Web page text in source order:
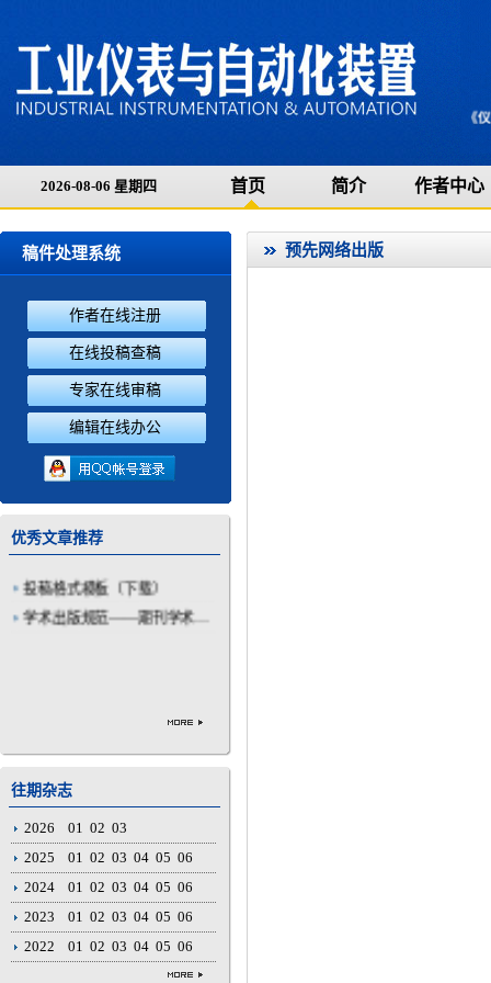
2026-08-06 星期四 首页 简介 作者中心
预先网络出版
稿件处理系统
作者在线注册
在线投稿查稿
专家在线审稿
编辑在线办公
优秀文章推荐
投稿格式模板（下载）
往期杂志
2026 01 02 03
2025
01 02 03 04 05 06
2024
01 02 03 04 05 06
2023
01 02 03 04 05 06
2022
01 02 03 04 05 06